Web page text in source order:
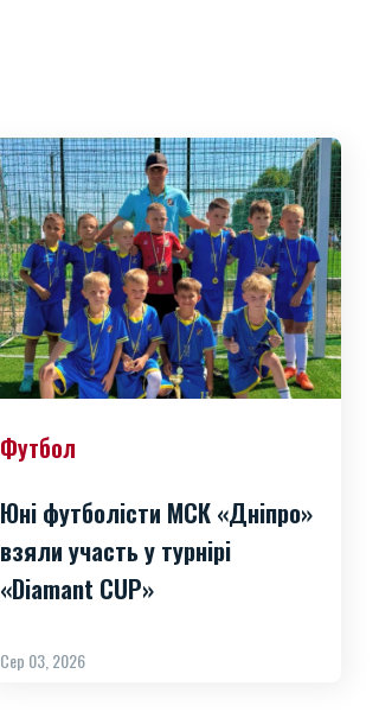
Футбол
Юні футболісти МСК «Дніпро»
взяли участь у турнірі
«Diamant CUP»
Сер 03, 2026